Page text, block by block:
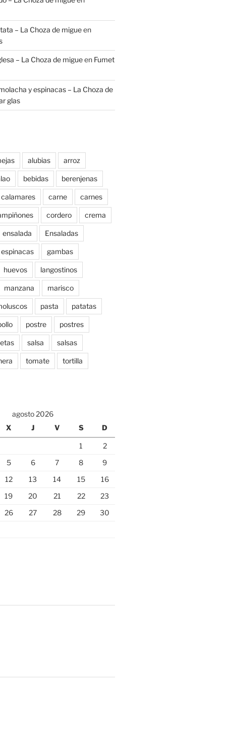
– La Choza de migueen
– La Choza de migueen Fumet
y espinacas – La Choza de
glas
alubias arroz
bebidas berenjenas
calamares carne carnes
cordero crema
ensalada Ensaladas
espinacas gambas
huevos langostinos
manzana marisco
pasta patatas
postre postres
salsa salsas
tomate tortilla
agosto 2026
X J V S D
1
2
5 6 7 8
9
12 13 14 15
16
19 20 21 22
23
26 27 28 29
30